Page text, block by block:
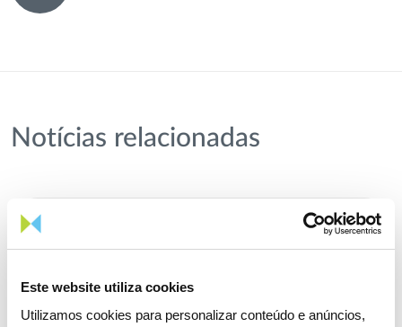
Este website utiliza cookies
Utilizamos cookies para personalizar conteúdo e anúncios,
Notícias relacionadas